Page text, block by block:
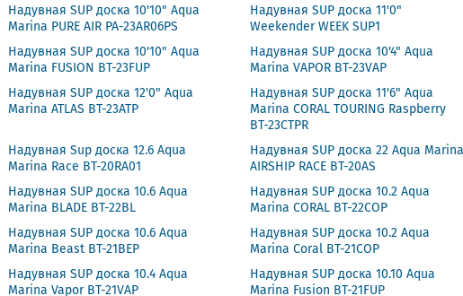
Надувная SUP доска 10'10" Aqua
Marina PURE AIR PA-23AR06PS
Надувная SUP доска 11'0"
Weekender WEEK SUP1
Надувная SUP доска 10'10" Aqua
Marina FUSION BT-23FUP
Надувная SUP доска 10'4" Aqua
Marina VAPOR BT-23VAP
Надувная SUP доска 12'0" Aqua
Marina ATLAS BT-23ATP
Надувная SUP доска 11'6" Aqua
Marina CORAL TOURING Raspberry
BT-23CTPR
Надувная Sup доска 12.6 Aqua
Marina Race BT-20RA01
Надувная SUP доска 22 Aqua Marina
AIRSHIP RACE BT-20AS
Надувная SUP доска 10.6 Aqua
Marina BLADE BT-22BL
Надувная SUP доска 10.2 Aqua
Marina CORAL BT-22COP
Надувная SUP доска 10.6 Aqua
Marina Beast BT-21BEP
Надувная SUP доска 10.2 Aqua
Marina Coral BT-21COP
Надувная SUP доска 10.4 Aqua
Marina Vapor BT-21VAP
Надувная SUP доска 10.10 Aqua
Marina Fusion BT-21FUP